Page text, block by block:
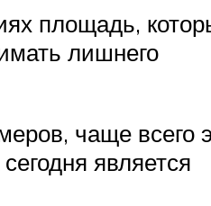
площадь,
лишнего
чаще всего
является